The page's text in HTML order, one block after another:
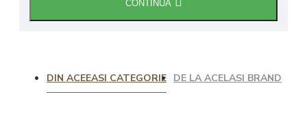
CONTINUĂ
DIN ACEEASI CATEGORIE DE LA ACELASI BRAND